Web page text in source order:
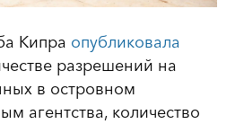
Кипра опубликовала
разрешений на
в островном
агентства, количество